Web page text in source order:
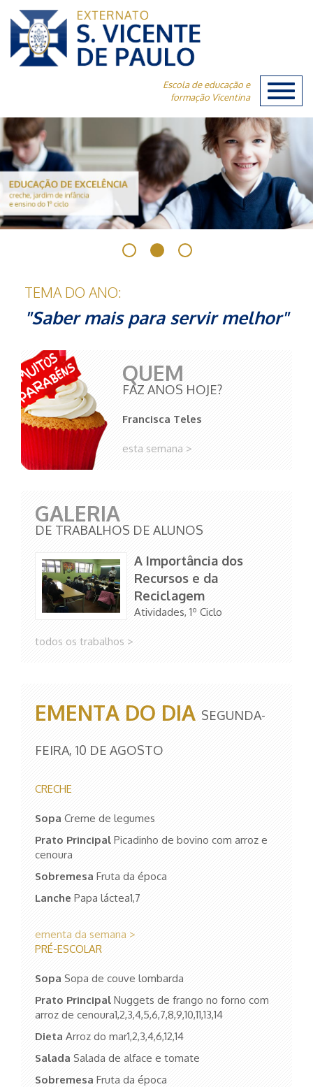
Escola de educação e
formação Vicentina
TEMA DO ANO:
"Saber mais para servir melhor"
QUEM
FAZ ANOS HOJE?
Francisca Teles
esta semana >
GALERIA
DE TRABALHOS DE ALUNOS
A Importância dos
Recursos e da
Reciclagem
Atividades, 1º Ciclo
todos os trabalhos >
EMENTA DO DIA SEGUNDA-
FEIRA, 10 DE AGOSTO
CRECHE
Sopa Creme de legumes
Prato Principal Picadinho de bovino com arroz e
cenoura
Sobremesa Fruta da época
Lanche Papa láctea1,7
ementa da semana >
PRÉ-ESCOLAR
Sopa Sopa de couve lombarda
Prato Principal Nuggets de frango no forno com
arroz de cenoura1,2,3,4,5,6,7,8,9,10,11,13,14
Dieta Arroz do mar1,2,3,4,6,12,14
Salada Salada de alface e tomate
Sobremesa Fruta da época